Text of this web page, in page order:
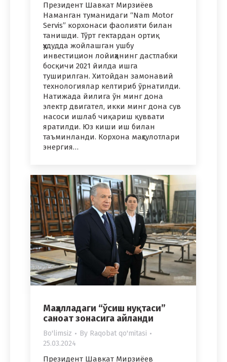
Президент Шавкат Мирзиёев
Наманган туманидаги “Nam Motor
Servis” корхонаси фаолияти билан
танишди. Тўрт гектардан ортиқ
ҳудудда жойлашган ушбу
инвестицион лойиҳанинг дастлабки
босқичи 2021 йилда ишга
туширилган. Хитойдан замонавий
технологиялар келтириб ўрнатилди.
Натижада йилига ўн минг дона
электр двигател, икки минг дона сув
насоси ишлаб чиқариш қуввати
яратилди. Юз киши иш билан
таъминланди. Корхона маҳсулотлари
энергия…
Маҳалладаги “ўсиш нуқтаси”
саноат зонасига айланди
Bo'limsiz By Raqobat qo'mitasi
25.03.2024
Президент Шавкат Мирзиёев